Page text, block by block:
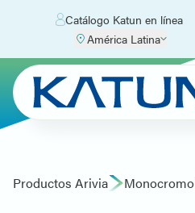
Catálogo Katun en línea
América Latina
Productos Arivia Monocromo